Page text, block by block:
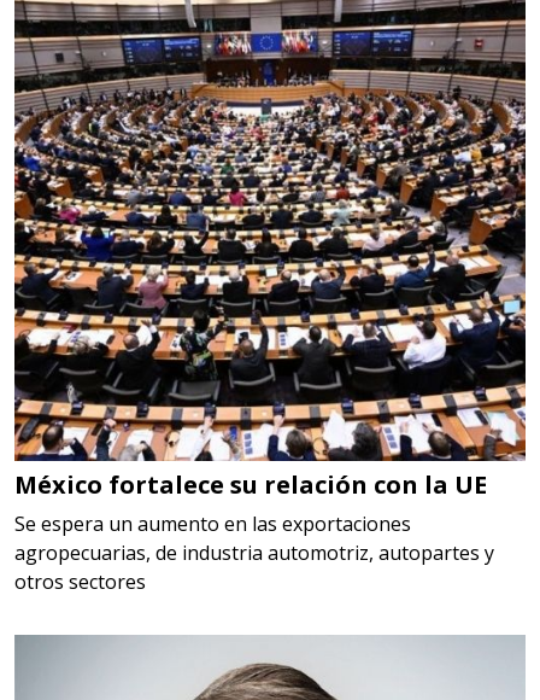
Requiere:
LOGÍSTICA DE CARGA LLAVE
EN MANO
Especificaciones:
cualquiera
Aplicar al Requerimiento
Empresa en Jalisco
Requiere:
LOGÍSTICA
Especificaciones:
cualquiera
Aplicar al Requerimiento
Empresa en Querétaro
Requiere:
HERRAMIENTAS DE CORTE
México fortalece su relación con la UE
Se espera un aumento en las exportaciones
agropecuarias, de industria automotriz, autopartes y
otros sectores